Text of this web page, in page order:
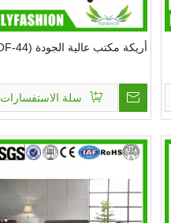
أريكة مكتب عالية الجودة (OF-44)
سلة الاستفسارات